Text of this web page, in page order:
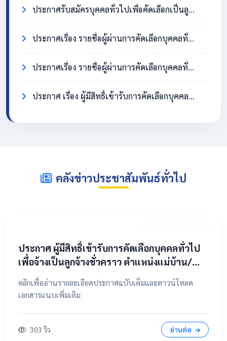
ประกาศรับสมัครบุคคลทั่วไปเพื่อคัดเลือกเป็นลูกจ้างชั่วคราว ตำแหน่งแม่บ้าน / นักการภารโรง
ประกาศเรื่อง รายชื่อผู้ผ่านการคัดเลือกบุคคลทั่วไปเพื่อจ้างเป็นลูกจ้างชั่วคราว ตำแหน่งครูอัตราจ้าง วิชาเอกภาษาอังกฤษ
ประกาศเรื่อง รายชื่อผู้ผ่านการคัดเลือกบุคคลทั่วไปเพื่อจ้างเป็นลูกจ้างชั่วคราว ตำแหน่ง แม่บ้าน/นักการภารโรง
ประกาศ เรื่อง ผู้มีสิทธิ์เข้ารับการคัดเลือกบุคคลทั่วไปเพื่อจ้างเป็นลูกจ้างชั่วคราว ตำแหน่งครูอัตราจ้าง วิชาเอกภาษาอังกฤษ
คลังข่าวประชาสัมพันธ์ทั่วไป
​ประกาศ ผู้มีสิทธิ์เข้ารับการคัดเลือกบุคคลทั่วไป
เพื่อจ้างเป็นลูกจ้างชั่วคราว ตำแหน่งแม่บ้าน/
นักการภารโรง
คลิกเพื่ออ่านรายละเอียดประกาศฉบับเต็มและดาวน์โหลด
เอกสารแนบเพิ่มเติม
303 วิว อ่านต่อ